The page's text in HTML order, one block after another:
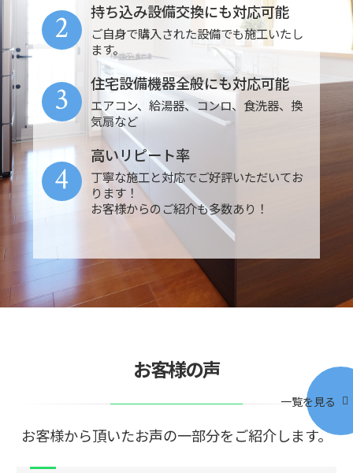
持ち込み設備交換にも対応可能
ご自身で購入された設備でも施工いたし
ます。
2
住宅設備機器全般にも対応可能
エアコン、給湯器、コンロ、食洗器、換
気扇など
3
高いリピート率
丁寧な施工と対応でご好評いただいてお
ります！
お客様からのご紹介も多数あり！
4
お客様の声
お客様から頂いたお声の一部分をご紹介します。
一覧を見る